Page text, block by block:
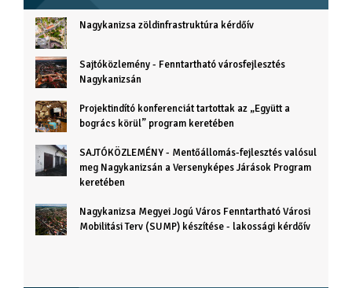
Nagykanizsa zöldinfrastruktúra kérdőív
Sajtóközlemény - Fenntartható városfejlesztés
Nagykanizsán
Projektindító konferenciát tartottak az „Együtt a
bogrács körül” program keretében
SAJTÓKÖZLEMÉNY - Mentőállomás-fejlesztés valósul
meg Nagykanizsán a Versenyképes Járások Program
keretében
Nagykanizsa Megyei Jogú Város Fenntartható Városi
Mobilitási Terv (SUMP) készítése - lakossági kérdőív